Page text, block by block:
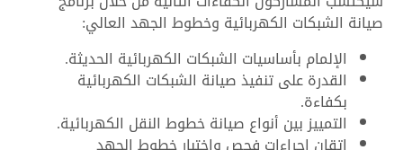
صيانة الشبكات الكهربائية وخطوط الجهد العالي:
الإلمام بأساسيات الشبكات الكهربائية الحديثة.
القدرة على تنفيذ صيانة الشبكات الكهربائية
بكفاءة.
التمييز بين أنواع صيانة خطوط النقل الكهربائية.